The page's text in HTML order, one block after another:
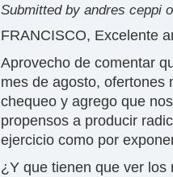
Submitted by andres ceppi
FRANCISCO, Excelente
Aprovecho de comentar
mes de agosto, ofertones
chequeo y agrego que
propensos a producir
ejercicio como por
¿Y que tienen que ver